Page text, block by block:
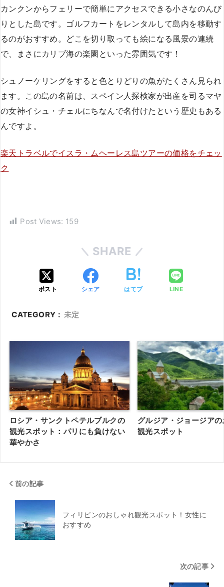
カンクンからフェリーで簡単にアクセスできる小さなのんび
りとした島です。ゴルフカートをレンタルして島内を移動す
るのがおすすめ。どこを切り取っても絵になる風景の連続
で、まさにカリブ海の楽園といった雰囲気です！
シュノーケリングをすると色とりどりの魚がたくさん見られ
ます。この島の名前は、スペイン人探検家が出産を司るマヤ
の女神イシュ・チェルにちなんで名付けたという歴史もある
んですよ。
楽天トラベルでイスラ・ムヘーレス島ツアーの価格をチェッ
ク
Post Views: 159
SHARE
ポスト シェア はてブ LINE
CATEGORY : 未定
ロシア・サンクトペテルブルクの
観光スポット：パリにも負けない
華やかさ
グルジア・ジョージア
観光スポット
前の記事
フィリピンのおしゃれ観光スポット！女性に
おすすめ
次の記事